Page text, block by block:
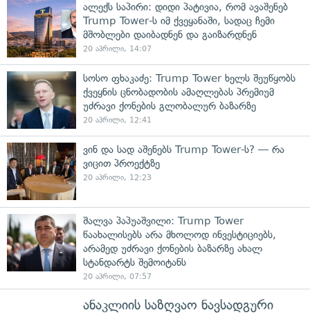
ალექს საპირი: დიდი პატივია, რომ ავაშენებ
Trump Tower-ს იმ ქვეყანაში, სადაც ჩემი
მშობლები დაიბადნენ და გაიზარდნენ
20 აპრილი, 14:07
სოსო ფხაკაძე: Trump Tower ხელს შეუწყობს
ქვეყნის ცნობადობის ამაღლებას პრემიუმ
უძრავი ქონების გლობალურ ბაზარზე
20 აპრილი, 12:41
ვინ და სად აშენებს Trump Tower-ს? — რა
ვიცით პროექტზე
20 აპრილი, 12:23
შალვა პაპუაშვილი: Trump Tower
წაახალისებს არა მხოლოდ ინვესტიციებს,
არამედ უძრავი ქონების ბაზარზე ახალ
სტანდარტს შემოიტანს
20 აპრილი, 07:57
ანაკლიის საზღვაო ნავსადგური